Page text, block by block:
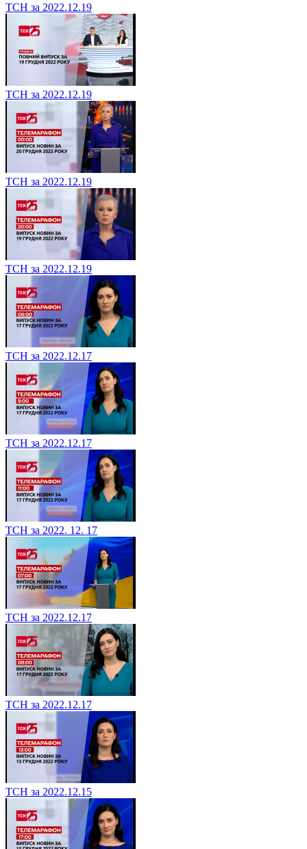
ТСН за 2022.12.19
ТСН за 2022.12.19
ТСН за 2022.12.19
ТСН за 2022.12.19
ТСН за 2022.12.17
ТСН за 2022.12.17
ТСН за 2022. 12. 17
ТСН за 2022.12.17
ТСН за 2022.12.17
ТСН за 2022.12.15